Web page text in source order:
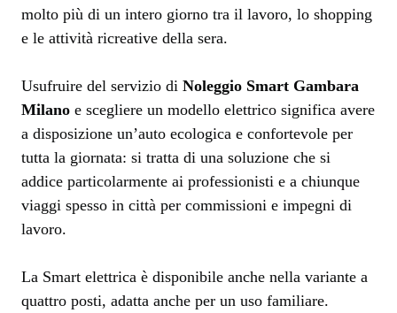
molto più di un intero giorno tra il lavoro, lo shopping
e le attività ricreative della sera.
Usufruire del servizio di Noleggio Smart Gambara
Milano e scegliere un modello elettrico significa avere
a disposizione un’auto ecologica e confortevole per
tutta la giornata: si tratta di una soluzione che si
addice particolarmente ai professionisti e a chiunque
viaggi spesso in città per commissioni e impegni di
lavoro.
La Smart elettrica è disponibile anche nella variante a
quattro posti, adatta anche per un uso familiare.